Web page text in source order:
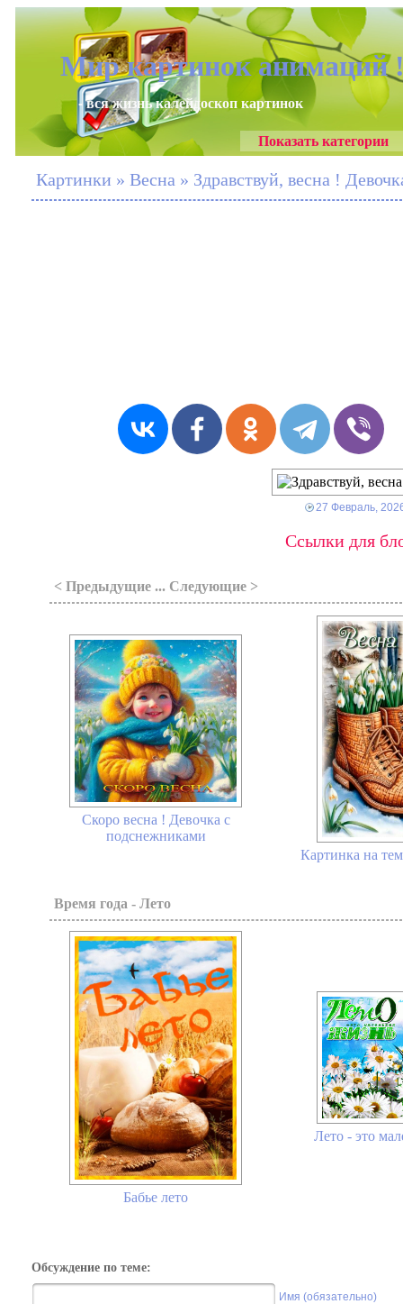
Мир картинок анимаций
- вся жизнь калейдоскоп картинок
Показать категории
Картинки » Весна » Здравствуй, весна !
27 Февраль,
Ссылки для
< Предыдущие ... Следующие >
Скоро весна ! Девочка с
подснежниками
Картинка на
Время года - Лето
Бабье лето
Лето - это
Обсуждение по теме:
Имя (обязательно)